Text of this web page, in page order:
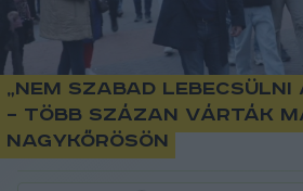
„Nem szabad
– több százan várták
Nagykőrösön